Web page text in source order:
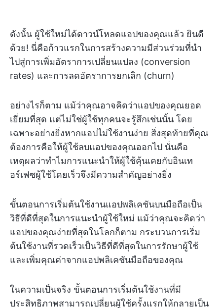
ดังนั้น ผู้ใช้ใหม่ได้ดาวน์โหลดแอปของคุณแล้ว ยินดี
ด้วย! นี่คือก้าวแรกในการสร้างความมีส่วนร่วมที่นำ
ไปสู่การเพิ่มอัตราการเปลี่ยนแปลง (conversion
rates) และการลดอัตราการยกเลิก (churn)
อย่างไรก็ตาม แม้ว่าคุณอาจคิดว่าแอปของคุณยอด
เยี่ยมที่สุด แต่ไม่ใช่ผู้ใช้ทุกคนจะรู้สึกเช่นนั้น โดย
เฉพาะอย่างยิ่งหากแอปไม่ใช้งานง่าย สิ่งสุดท้ายที่คุณ
ต้องการคือให้ผู้ใช้ลบแอปของคุณออกไป นั่นคือ
เหตุผลว่าทำไมการแนะนำให้ผู้ใช้คุ้นเคยกับอินเท
อร์เฟซผู้ใช้โดยเร็วจึงมีความสำคัญอย่างยิ่ง
ขั้นตอนการเริ่มต้นใช้งานแอปพลิเคชันบนมือถือเป็น
วิธีที่ดีที่สุดในการแนะนำผู้ใช้ใหม่ แม้ว่าคุณจะคิดว่า
แอปของคุณง่ายที่สุดในโลกก็ตาม กระบวนการเริ่ม
ต้นใช้งานที่รวดเร็วเป็นวิธีที่ดีที่สุดในการรักษาผู้ใช้
และเพิ่มคุณค่าจากแอปพลิเคชันมือถือของคุณ
ในความเป็นจริง ขั้นตอนการเริ่มต้นใช้งานที่มี
ประสิทธิภาพสามารถเปลี่ยนผู้ใช้ครั้งแรกให้กลายเป็น